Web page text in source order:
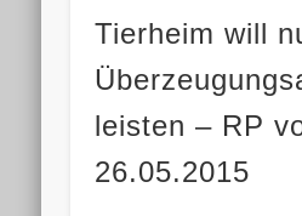
Tierheim will
leisten – RP
26.05.2015